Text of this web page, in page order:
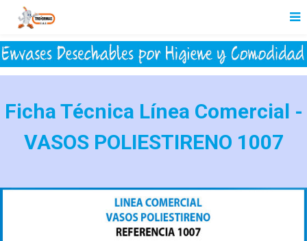
Ficha Técnica Línea Comercial -
VASOS POLIESTIRENO 1007